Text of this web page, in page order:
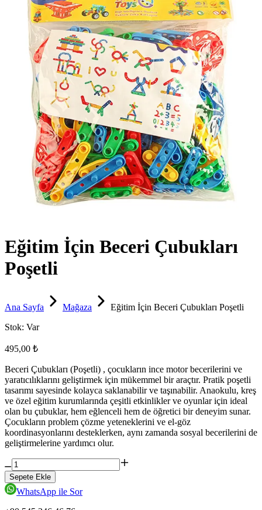
Eğitim İçin Beceri Çubukları
Poşetli
Ana Sayfa Mağaza
Eğitim İçin Beceri Çubukları Poşetli
Stok: Var
495,00 ₺
Beceri Çubukları (Poşetli) , çocukların ince motor becerilerini ve
yaratıcılıklarını geliştirmek için mükemmel bir araçtır. Pratik poşetli
tasarımı sayesinde kolayca saklanabilir ve taşınabilir. Anaokulu, kreş
ve özel eğitim kurumlarında çeşitli etkinlikler ve oyunlar için ideal
olan bu çubuklar, hem eğlenceli hem de öğretici bir deneyim sunar.
Çocukların problem çözme yeteneklerini ve el-göz
koordinasyonlarını desteklerken, aynı zamanda sosyal becerilerini de
geliştirmelerine yardımcı olur.
Sepete Ekle
WhatsApp ile Sor